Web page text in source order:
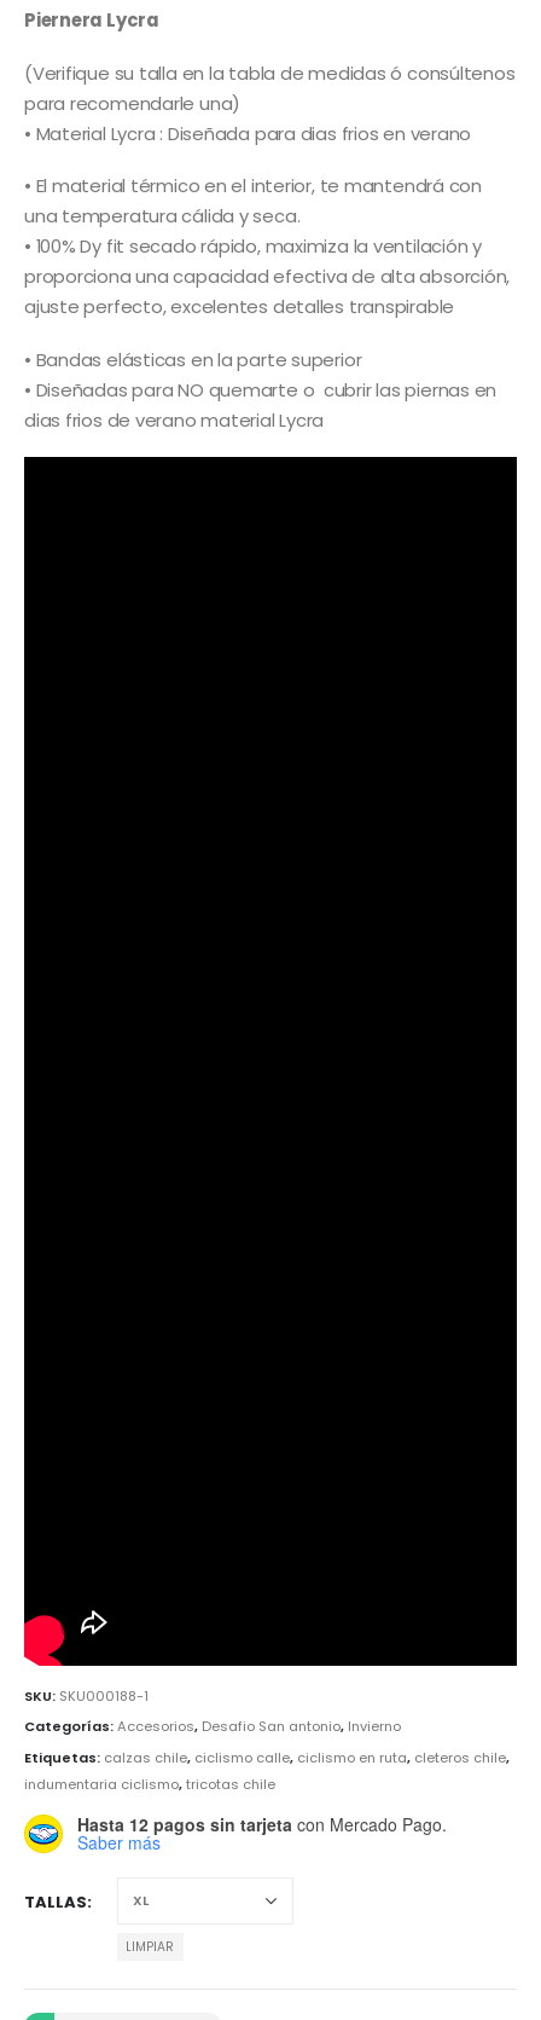
original
$17,900.$14,000.
Piernera Lycra
(Verifique su talla en la tabla de medidas ó consúltenos
para recomendarle una)
• Material Lycra : Diseñada para dias frios en verano
• El material térmico en el interior, te mantendrá con
una temperatura cálida y seca.
• 100% Dy fit secado rápido, maximiza la ventilación y
proporciona una capacidad efectiva de alta absorción,
ajuste perfecto, excelentes detalles transpirable
• Bandas elásticas en la parte superior
• Diseñadas para NO quemarte o cubrir las piernas en
dias frios de verano material Lycra
SKU: SKU000188-1
Categorías:Accesorios, Desafio San antonio, Invierno
Etiquetas: calzas chile, ciclismo calle, ciclismo en ruta, cleteros chile,
indumentaria ciclismo,tricotas chile
Hasta 12 pagos sin tarjeta con Mercado Pago.
Saber más
TALLAS
LIMPIAR